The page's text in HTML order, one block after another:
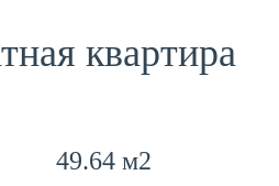
квартира
49.64 м2